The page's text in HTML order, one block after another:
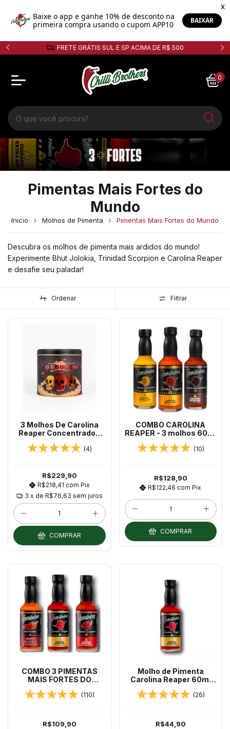
DE R$ 500 5% de desconto no PIX!
0
Pimentas Mais Fortes do
Mundo
Início Molhos de Pimenta Pimentas Mais Fortes do Mundo
Descubra os molhos de pimenta mais ardidos do mundo!
Experimente Bhut Jolokia, Trinidad Scorpion e Carolina Reaper
e desafie seu paladar!
Ordenar Filtrar
3 Molhos De Carolina
Reaper Concentrados
30ml + Jogo - AS TRÊS
CAROLINAS (4)
R$229,90
R$218,41 com Pix
3 x de R$76,63 sem juros
COMPRAR
COMBO CAROLINA
REAPER - 3 molhos 60ml
+ BRINDE!
(10)
R$128,90
R$122,46com Pix
COMPRAR
COMBO 3 PIMENTAS
MAIS FORTES DO
MUNDO - 3 molhos 60ml
+ BRINDE! Chilli Brothers
(110)
R$109,90
Molho de Pimenta
Carolina Reaper 60ml
Chilli Brothers PIMENTA
MAIS FORTE DO MUNDO
(26)
R$44,90